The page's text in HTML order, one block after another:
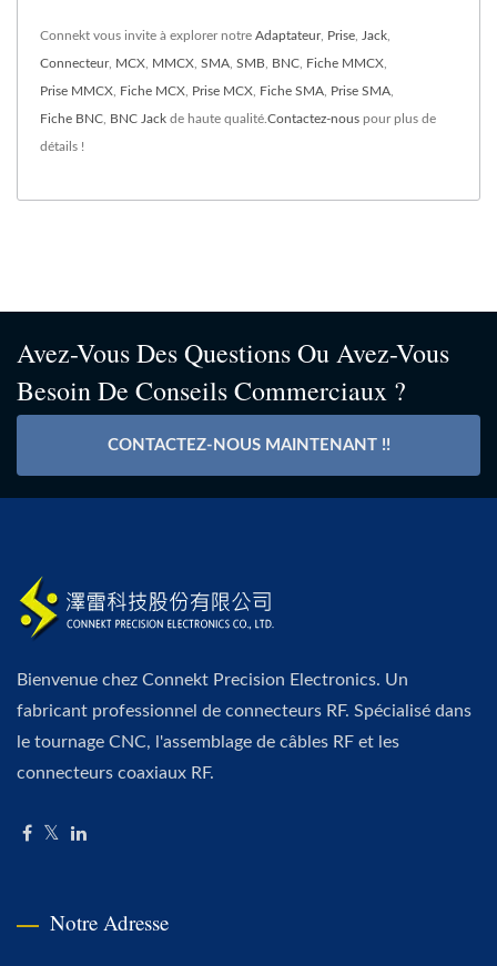
Connekt vous invite à explorer notre Adaptateur, Prise, Jack,
Connecteur, MCX, MMCX, SMA, SMB, BNC, Fiche MMCX,
Prise MMCX, Fiche MCX, Prise MCX, Fiche SMA, Prise SMA,
Fiche BNC, BNC Jack de haute qualité.Contactez-nous pour plus de
détails !
Avez-Vous Des Questions Ou Avez-Vous
Besoin De Conseils Commerciaux ?
CONTACTEZ-NOUS MAINTENANT !!
Bienvenue chez Connekt Precision Electronics. Un
fabricant professionnel de connecteurs RF. Spécialisé dans
le tournage CNC, l'assemblage de câbles RF et les
connecteurs coaxiaux RF.
Notre Adresse